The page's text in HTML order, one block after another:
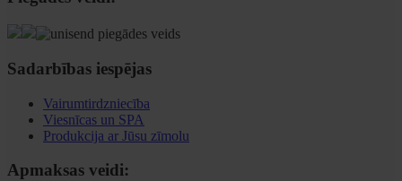
Sadarbības iespējas
Vairumtirdzniecība
Viesnīcas un SPA
Produkcija ar Jūsu zīmolu
Apmaksas veidi: